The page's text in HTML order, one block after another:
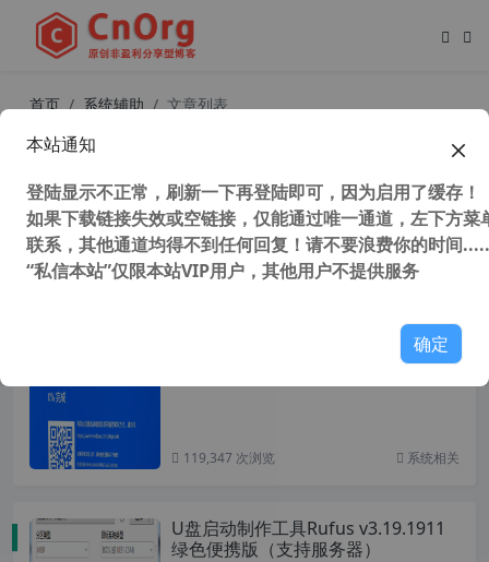
首页 系统辅助 文章列表
操作系统 系统相关
ORRECTABLE_ERROR没有之一
119,347 次浏览 系统相关
U盘启动制作工具Rufus v3.19.1911
绿色便携版（支持服务器）
本站通知
登陆显示不正常，刷新一下再登陆即可，因为启用了缓存！
如果下载链接失效或空链接，仅能通过唯一通道，左下方菜
联系，其他通道均得不到任何回复！请不要浪费你的时间
“私信本站”仅限本站VIP用户，其他用户不提供服务
确定